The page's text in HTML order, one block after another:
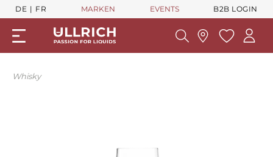
DE FR MARKEN EVENTS B2B LOGIN
Whisky